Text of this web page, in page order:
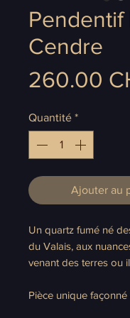
Pendentif
Cendre
260.00
Quantité *
Ajouter au
Un quartz fumé né
du Valais, aux
venant des terres ou
Pièce unique façonné